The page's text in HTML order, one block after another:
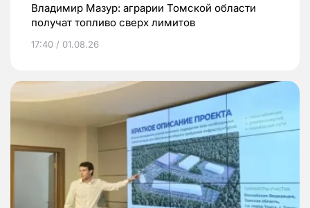
Владимир Мазур: аграрии Томской области
получат топливо сверх лимитов
17:40 / 01.08.26